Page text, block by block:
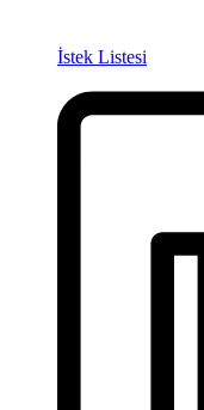
İstek Listesi